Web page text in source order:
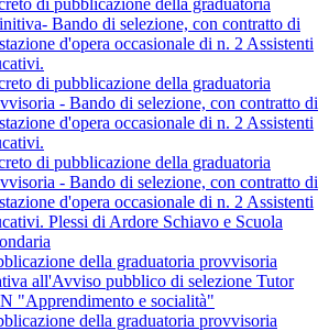
di pubblicazione della graduatoria
Bando di selezione, con contratto di
d'opera occasionale di n. 2 Assistenti
di pubblicazione della graduatoria
- Bando di selezione, con contratto di
d'opera occasionale di n. 2 Assistenti
di pubblicazione della graduatoria
- Bando di selezione, con contratto di
d'opera occasionale di n. 2 Assistenti
Plessi di Ardore Schiavo e Scuola
della graduatoria provvisoria
all'Avviso pubblico di selezione Tutor
"Apprendimento e socialità"
della graduatoria provvisoria